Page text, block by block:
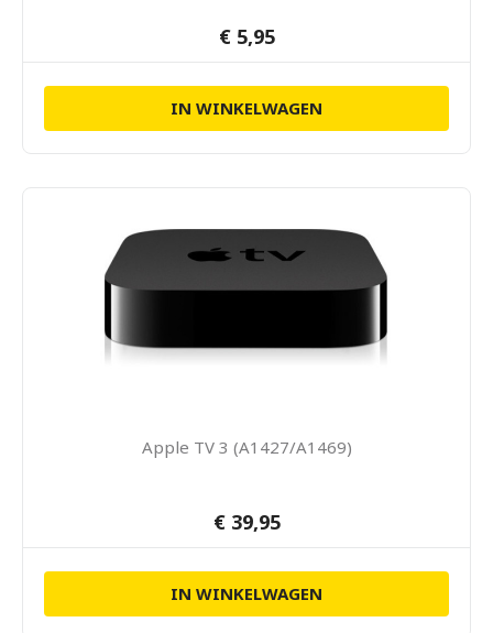
€ 5,95
IN WINKELWAGEN
Apple TV 3 (A1427/A1469)
€ 39,95
IN WINKELWAGEN